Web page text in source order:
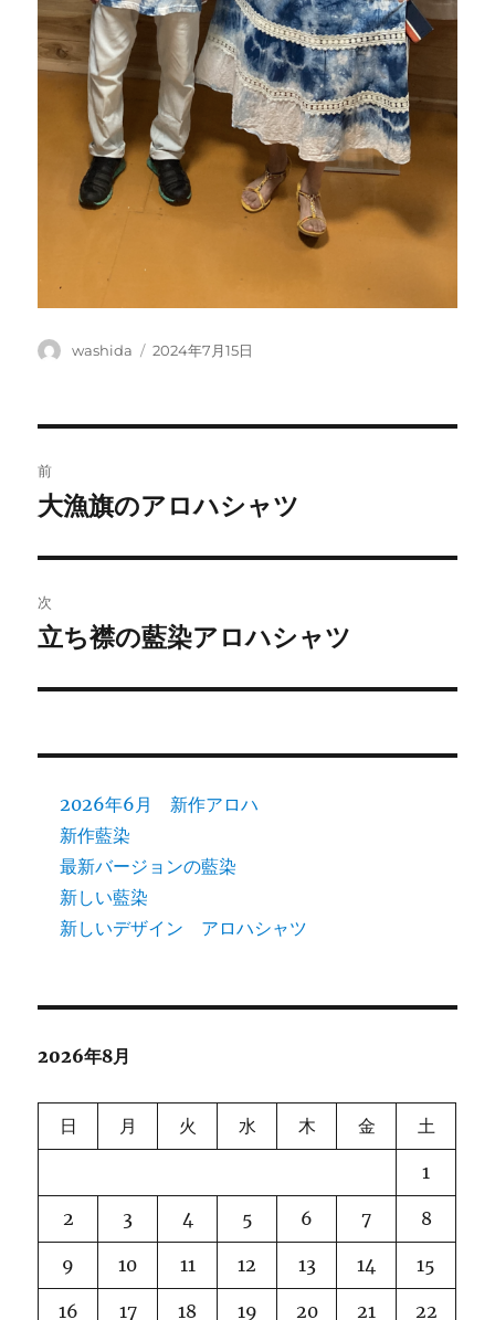
投
washida
投
2024年7月15日
稿
ビ
ゲ
ー
ン
前
前
投
稿:
大漁旗のアロハシャツ
次
次
投
立ち襟の藍染アロハシャツ
2026年6月 新作アロハ
新作藍染
最新バージョンの藍染
新しい藍染
新しいデザイン アロハシャツ
2026年8月
日 月 火 水 木 金 土
1
2 3 4 5 6 7 8
9 10 11 12 13 14 15
16 17 18 19 20 21 22